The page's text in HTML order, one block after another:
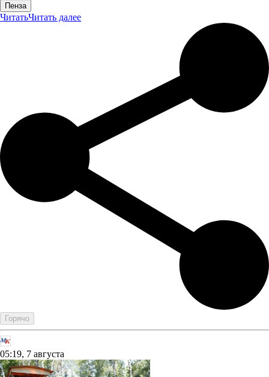
Пенза
ЧитатьЧитать далее
Горячо
05:19, 7 августа